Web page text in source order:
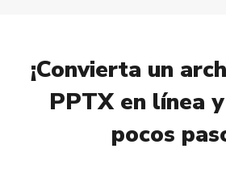
¡Convierta un
PPTX en línea
pocos